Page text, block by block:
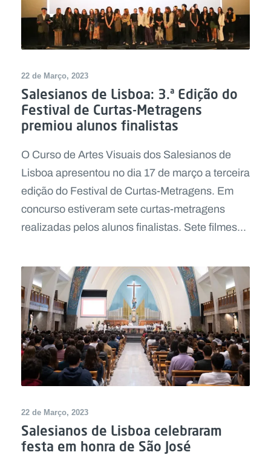
22 de Março, 2023
Salesianos de Lisboa: 3.ª Edição do
Festival de Curtas-Metragens
premiou alunos finalistas
O Curso de Artes Visuais dos Salesianos de
Lisboa apresentou no dia 17 de março a terceira
edição do Festival de Curtas-Metragens. Em
concurso estiveram sete curtas-metragens
realizadas pelos alunos finalistas. Sete filmes...
22 de Março, 2023
Salesianos de Lisboa celebraram
festa em honra de São José